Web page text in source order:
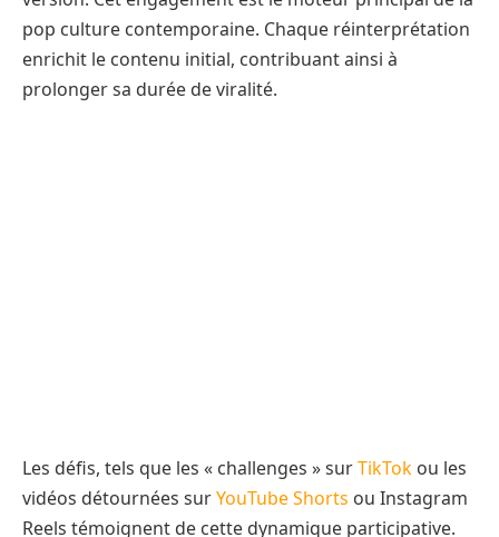
pop culture contemporaine. Chaque réinterprétation
enrichit le contenu initial, contribuant ainsi à
prolonger sa durée de viralité.
Les défis, tels que les « challenges » surTikTok ou les
vidéos détournées surYouTube Shorts ou Instagram
Reels témoignent de cette dynamique participative.